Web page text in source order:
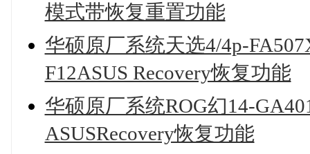
模式带恢复重置功能
华硕原厂系统天选4/4p-
F12ASUS Recovery恢复功能
华硕原厂系统ROG幻14-
ASUSRecovery恢复功能